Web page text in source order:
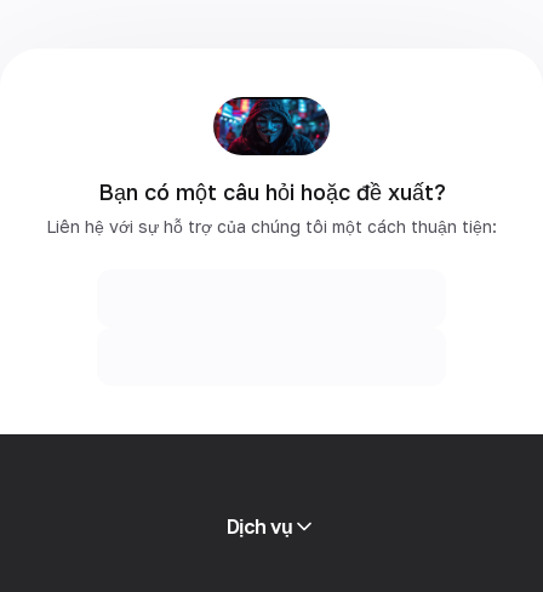
Bạn có một câu hỏi hoặc đề xuất?
Liên hệ với sự hỗ trợ của chúng tôi một cách thuận tiện:
Dịch vụ